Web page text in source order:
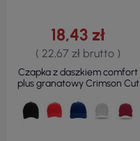
18,43 zł
( 22,67 zł brutto )
Czapka z daszkiem comfort
plus granatowy Crimson Cut